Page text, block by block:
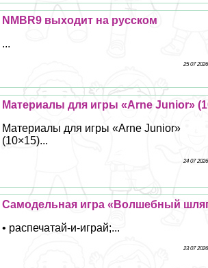
NMBR9 выходит на русском
...
25 07
Материалы для игры «Arne Junior»
Материалы для игры «Arne Junior»
(10×15)...
24 07
Самодельная игра «Волшебный
• распечатай-и-играй;...
23 07